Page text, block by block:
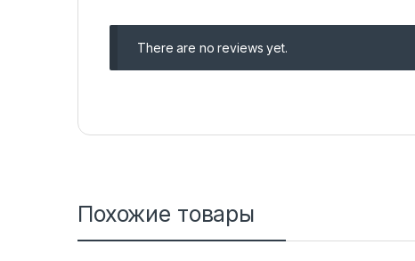
There are no reviews yet.
Похожие товары